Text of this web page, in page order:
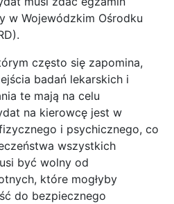
w Wojewódzkim Ośrodku
często się zapomina,
badań lekarskich i
te mają na celu
na kierowcę jest w
i psychicznego, co
wszystkich
być wolny od
które mogłyby
do bezpiecznego